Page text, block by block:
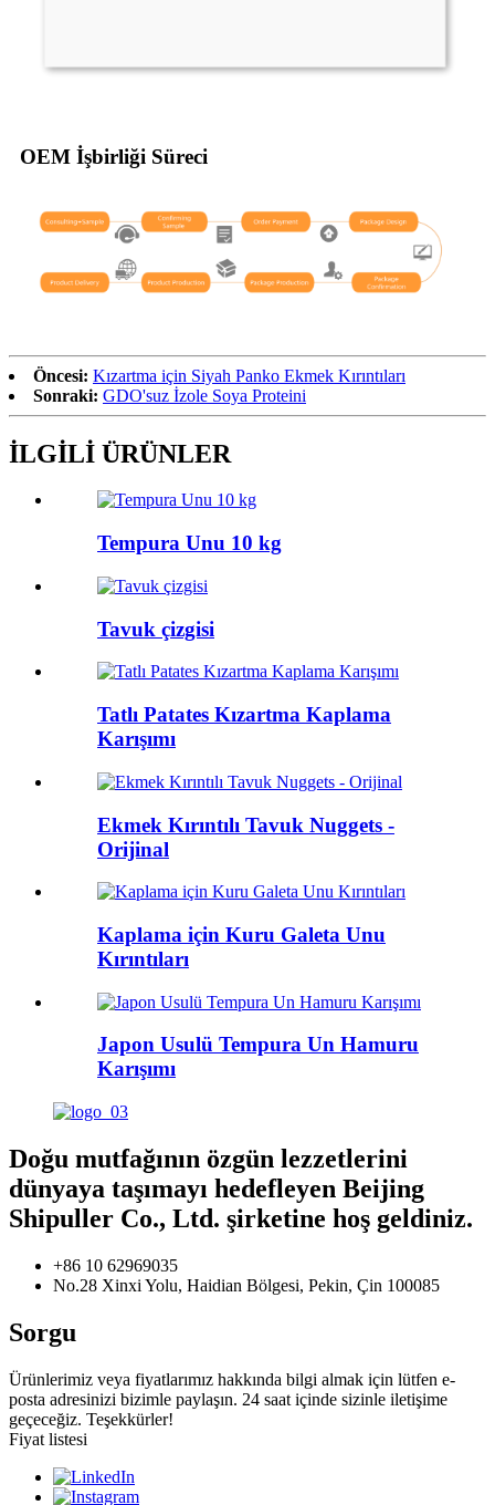
OEM İşbirliği Süreci
Öncesi: Kızartma için Siyah Panko Ekmek Kırıntıları
Sonraki: GDO'suz İzole Soya Proteini
İLGİLİ ÜRÜNLER
Tempura Unu 10 kg
Tavuk çizgisi
Tatlı Patates Kızartma Kaplama
Karışımı
Ekmek Kırıntılı Tavuk Nuggets -
Orijinal
Kaplama için Kuru Galeta Unu
Kırıntıları
Japon Usulü Tempura Un Hamuru
Karışımı
Doğu mutfağının özgün lezzetlerini
dünyaya taşımayı hedefleyen Beijing
Shipuller Co., Ltd. şirketine hoş geldiniz.
+86 10 62969035
No.28 Xinxi Yolu, Haidian Bölgesi, Pekin, Çin 100085
Sorgu
Ürünlerimiz veya fiyatlarımız hakkında bilgi almak için lütfen e-
posta adresinizi bizimle paylaşın. 24 saat içinde sizinle iletişime
geçeceğiz. Teşekkürler!
Fiyat listesi